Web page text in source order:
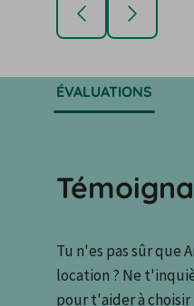
ÉVALUATIONS
Tu n'es pas sûr que
location ? Ne
pour t'aider à